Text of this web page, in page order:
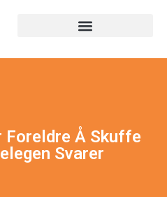
Foreldre Å Skuffe
Svarer